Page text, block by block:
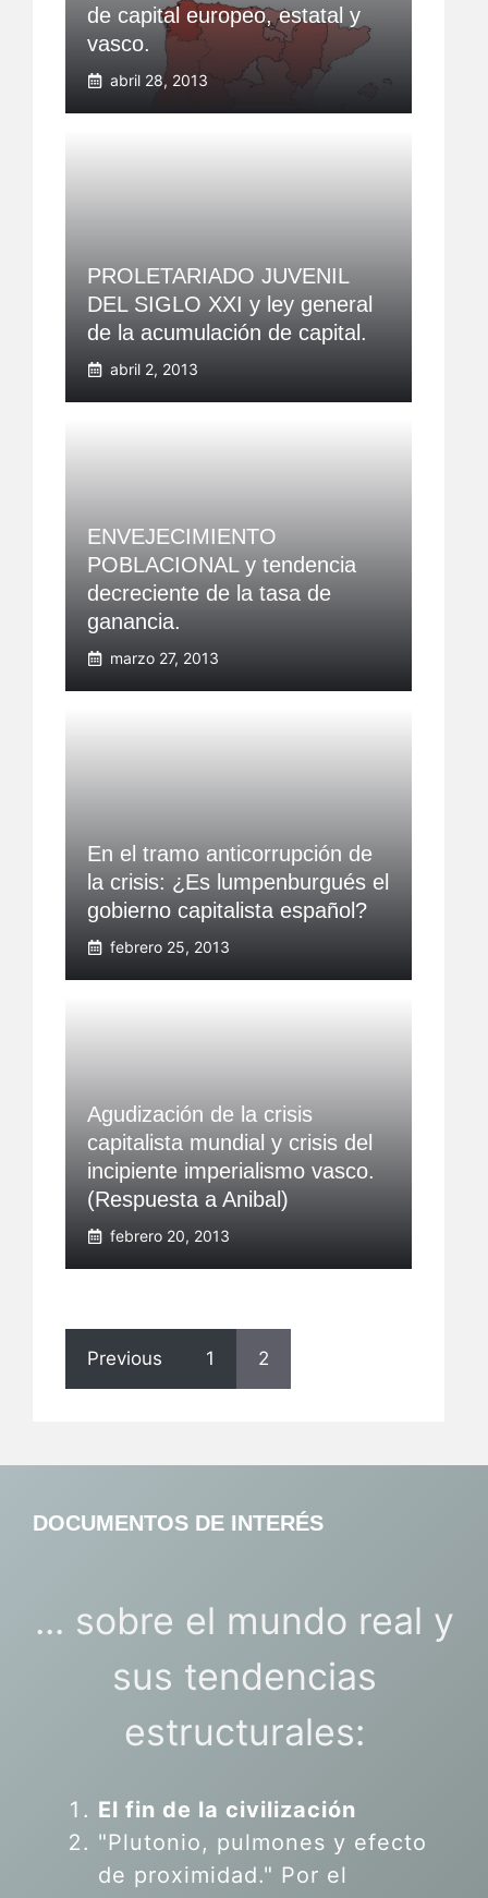
de capital europeo, estatal y
vasco.
abril 28, 2013
PROLETARIADO JUVENIL
DEL SIGLO XXI y ley general
de la acumulación de capital.
abril 2, 2013
ENVEJECIMIENTO
POBLACIONAL y tendencia
decreciente de la tasa de
ganancia.
marzo 27, 2013
En el tramo anticorrupción de
la crisis: ¿Es lumpenburgués el
gobierno capitalista español?
febrero 25, 2013
Agudización de la crisis
capitalista mundial y crisis del
incipiente imperialismo vasco.
(Respuesta a Anibal)
febrero 20, 2013
Previous 1 2
DOCUMENTOS DE INTERÉS
... sobre el mundo real y
sus tendencias
estructurales:
El fin de la civilización
"Plutonio, pulmones y efecto
de proximidad." Por el